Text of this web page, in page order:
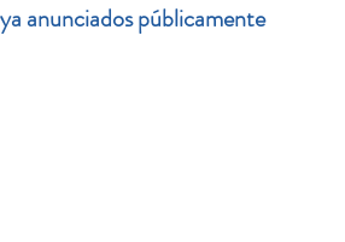
anunciados públicamente